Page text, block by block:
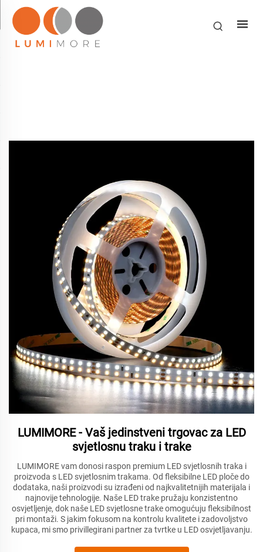
LUMIMORE - Vaš jedinstveni trgovac za LED
svjetlosnu traku i trake
LUMIMORE vam donosi raspon premium LED svjetlosnih traka i
proizvoda s LED svjetlosnim trakama. Od fleksibilne LED ploče do
dodataka, naši proizvodi su izrađeni od najkvalitetnijih materijala i
najnovije tehnologije. Naše LED trake pružaju konzistentno
osvjetljenje, dok naše LED svjetlosne trake omogućuju fleksibilnost
pri montaži. S jakim fokusom na kontrolu kvalitete i zadovoljstvo
kupaca, mi smo privillegirani partner za tvrtke u LED osvjetljavanju.